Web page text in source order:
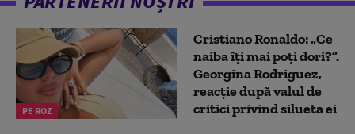
PE ROZ
Cristiano Ronaldo: „Ce
naiba îți mai poți dori?”.
Georgina Rodriguez,
reacție după valul de
critici privind silueta ei